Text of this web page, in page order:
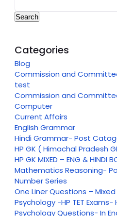
Search
Categories
Blog
Commission and
test
Commission and
Computer
Current Affairs
English Grammar
Hindi Grammar- Post
HP GK ( Himachal Pradesh
HP GK MIXED – ENG & HINDI
Mathematics Reasoning-
Number Series
One Liner Questions – Mixed
Psychology -HP TET Exams-
Psychology Questions- In